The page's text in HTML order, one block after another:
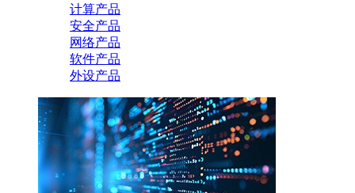
计算产品
安全产品
网络产品
软件产品
外设产品